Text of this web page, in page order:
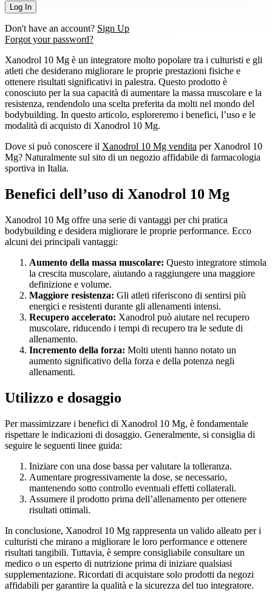
Don't have an account? Sign Up
Forgot your password?
Xanodrol 10 Mg è un integratore molto popolare tra i culturisti e gli
atleti che desiderano migliorare le proprie prestazioni fisiche e
ottenere risultati significativi in palestra. Questo prodotto è
conosciuto per la sua capacità di aumentare la massa muscolare e la
resistenza, rendendolo una scelta preferita da molti nel mondo del
bodybuilding. In questo articolo, esploreremo i benefici, l’uso e le
modalità di acquisto di Xanodrol 10 Mg.
Dove si può conoscere il Xanodrol 10 Mg vendita per Xanodrol 10
Mg? Naturalmente sul sito di un negozio affidabile di farmacologia
sportiva in Italia.
Benefici dell’uso di Xanodrol 10 Mg
Xanodrol 10 Mg offre una serie di vantaggi per chi pratica
bodybuilding e desidera migliorare le proprie performance. Ecco
alcuni dei principali vantaggi:
Aumento della massa muscolare: Questo integratore stimola
la crescita muscolare, aiutando a raggiungere una maggiore
definizione e volume.
Maggiore resistenza: Gli atleti riferiscono di sentirsi più
energici e resistenti durante gli allenamenti intensi.
Recupero accelerato: Xanodrol può aiutare nel recupero
muscolare, riducendo i tempi di recupero tra le sedute di
allenamento.
Incremento della forza: Molti utenti hanno notato un
aumento significativo della forza e della potenza negli
allenamenti.
Utilizzo e dosaggio
Per massimizzare i benefici di Xanodrol 10 Mg, è fondamentale
rispettare le indicazioni di dosaggio. Generalmente, si consiglia di
seguire le seguenti linee guida:
Iniziare con una dose bassa per valutare la tolleranza.
Aumentare progressivamente la dose, se necessario,
mantenendo sotto controllo eventuali effetti collaterali.
Assumere il prodotto prima dell’allenamento per ottenere
risultati ottimali.
In conclusione, Xanodrol 10 Mg rappresenta un valido alleato per i
culturisti che mirano a migliorare le loro performance e ottenere
risultati tangibili. Tuttavia, è sempre consigliabile consultare un
medico o un esperto di nutrizione prima di iniziare qualsiasi
supplementazione. Ricordati di acquistare solo prodotti da negozi
affidabili per garantire la qualità e la sicurezza del tuo integratore.